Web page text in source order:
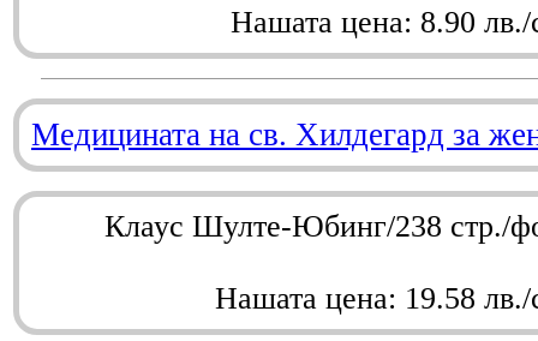
Нашата цена: 8.90 лв./
Медицината на св. Хилдегард за
Клаус Шулте-Юбинг/238 стр./
Нашата цена: 19.58 лв./